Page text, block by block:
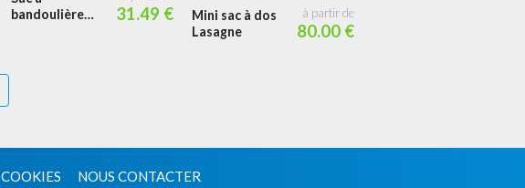
bandoulière
31.49 €
Mini sac à dos
Lasagne
80.00 €
COOKIES NOUS CONTACTER